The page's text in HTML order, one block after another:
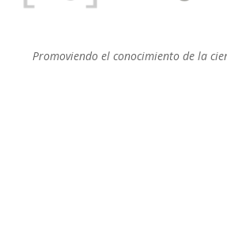
Promoviendo el conocimiento de la